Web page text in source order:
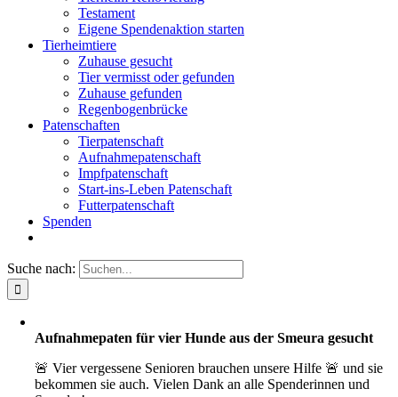
Testament
Eigene Spendenaktion starten
Tierheimtiere
Zuhause gesucht
Tier vermisst oder gefunden
Zuhause gefunden
Regenbogenbrücke
Patenschaften
Tierpatenschaft
Aufnahmepatenschaft
Impfpatenschaft
Start-ins-Leben Patenschaft
Futterpatenschaft
Spenden
Suche nach:
Aufnahmepaten für vier Hunde aus der Smeura gesucht
🚨 Vier vergessene Senioren brauchen unsere Hilfe 🚨 und sie
bekommen sie auch. Vielen Dank an alle Spenderinnen und